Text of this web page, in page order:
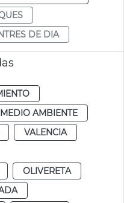
DE DIA
MEDIO AMBIENTE
VALENCIA
OLIVERETA